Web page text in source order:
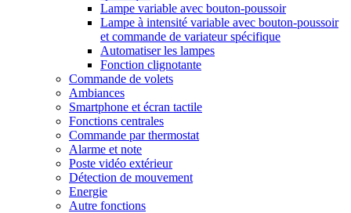
Lampe variable avec bouton-poussoir
Lampe à intensité variable avec bouton-poussoir
et commande de variateur spécifique
Automatiser les lampes
Fonction clignotante
Commande de volets
Ambiances
Smartphone et écran tactile
Fonctions centrales
Commande par thermostat
Alarme et note
Poste vidéo extérieur
Détection de mouvement
Energie
Autre fonctions